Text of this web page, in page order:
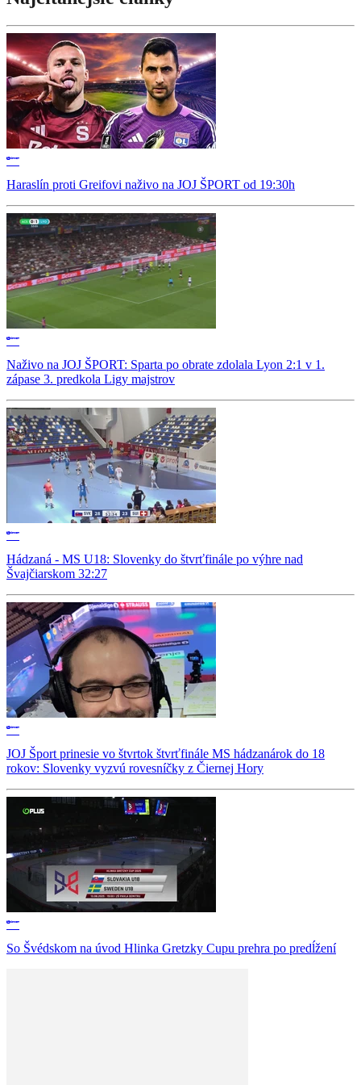
Haraslín proti Greifovi naživo na JOJ ŠPORT od 19:30h
Naživo na JOJ ŠPORT: Sparta po obrate zdolala Lyon 2:1 v 1.
zápase 3. predkola Ligy majstrov
Hádzaná - MS U18: Slovenky do štvrťfinále po výhre nad
Švajčiarskom 32:27
JOJ Šport prinesie vo štvrtok štvrťfinále MS hádzanárok do 18
rokov: Slovenky vyzvú rovesníčky z Čiernej Hory
So Švédskom na úvod Hlinka Gretzky Cupu prehra po predĺžení